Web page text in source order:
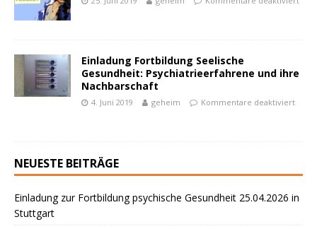
Einladung Fortbildung Seelische
Gesundheit: Psychiatrieerfahrene und ihre
Nachbarschaft
4. Juni 2019 geheim Kommentare deaktiviert
NEUESTE BEITRÄGE
Einladung zur Fortbildung psychische Gesundheit 25.04.2026 in
Stuttgart